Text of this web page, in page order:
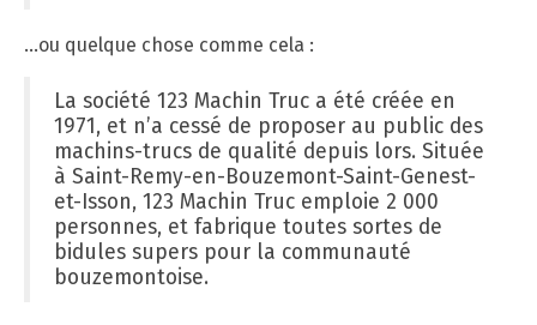
…ou quelque chose comme cela :
La société 123 Machin Truc a été créée en
1971, et n’a cessé de proposer au public des
machins-trucs de qualité depuis lors. Située
à Saint-Remy-en-Bouzemont-Saint-Genest-
et-Isson, 123 Machin Truc emploie 2 000
personnes, et fabrique toutes sortes de
bidules supers pour la communauté
bouzemontoise.